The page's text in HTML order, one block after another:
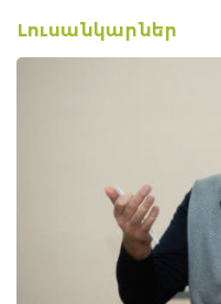
Լուսանկարներ